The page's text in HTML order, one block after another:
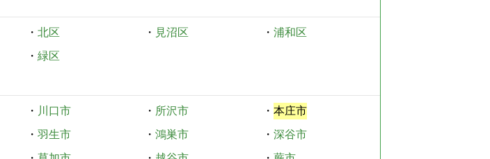
・ 北区 ・ 見沼区 ・ 浦和区
・ 緑区
・ 川口市 ・ 所沢市 ・ 本庄市
・ 羽生市 ・ 鴻巣市 ・ 深谷市